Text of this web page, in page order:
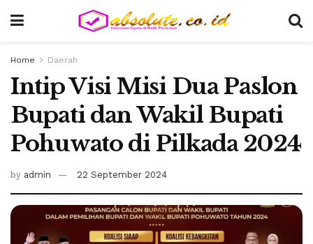
Home Daerah
Intip Visi Misi Dua Paslon
Bupati dan Wakil Bupati
Pohuwato di Pilkada 2024
by admin 22 September 2024